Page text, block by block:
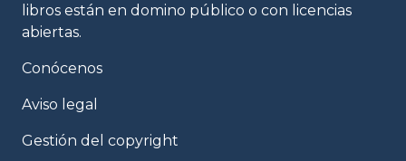
libros están en domino público o con licencias
abiertas.
Conócenos
Aviso legal
Gestión del copyright